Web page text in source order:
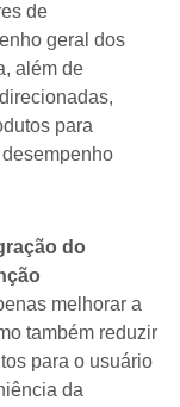
de
geral dos
além de
para
do
melhorar a
também reduzir
para o usuário
da